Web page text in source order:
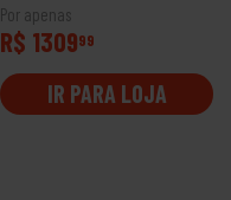
Por apenas
R$ 130999
IR PARA LOJA